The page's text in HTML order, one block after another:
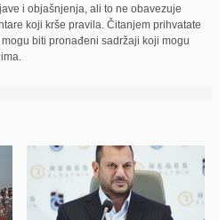
i objašnjenja, ali to ne obavezuje
koji krše pravila. Čitanjem prihvatate
biti pronađeni sadržaji koji mogu